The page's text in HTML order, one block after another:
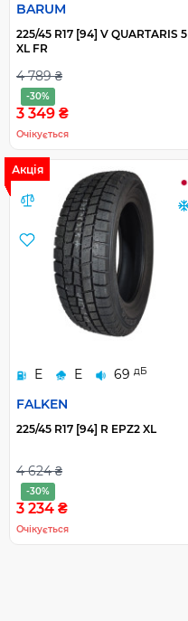
BARUM
225/45 R17 [94] V QUARTARIS 5
XL FR
4 789 ₴
-30%
3 349 ₴
Очікується
Акція
E E 69 дБ
FALKEN
225/45 R17 [94] R EPZ2 XL
4 624 ₴
-30%
3 234 ₴
Очікується